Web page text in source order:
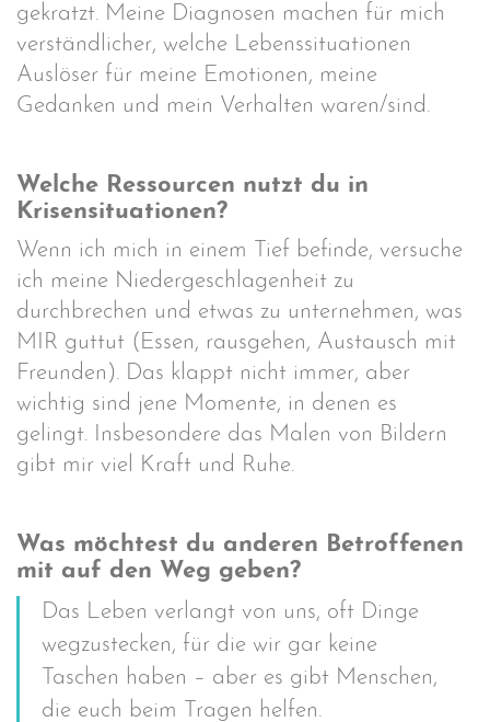
gekratzt. Meine Diagnosen machen für mich
verständlicher, welche Lebenssituationen
Auslöser für meine Emotionen, meine
Gedanken und mein Verhalten waren/sind.
Welche Ressourcen nutzt du in
Krisensituationen?
Wenn ich mich in einem Tief befinde, versuche
ich meine Niedergeschlagenheit zu
durchbrechen und etwas zu unternehmen, was
MIR guttut (Essen, rausgehen, Austausch mit
Freunden). Das klappt nicht immer, aber
wichtig sind jene Momente, in denen es
gelingt. Insbesondere das Malen von Bildern
gibt mir viel Kraft und Ruhe.
Was möchtest du anderen Betroffenen
mit auf den Weg geben?
Das Leben verlangt von uns, oft Dinge
wegzustecken, für die wir gar keine
Taschen haben – aber es gibt Menschen,
die euch beim Tragen helfen.